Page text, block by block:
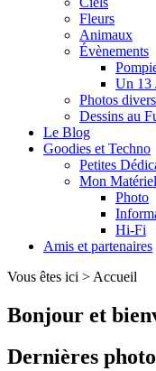
Fleurs
Animaux
Évènements
Un 13
Photos
Dessins au
Le Blog
Goodies et Techno
Petites
Mon Matériel
Photo
Hi-Fi
Amis et partenaires
Vous êtes ici > Accueil
Bonjour et
Dernières